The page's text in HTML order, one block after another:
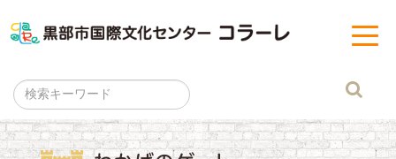
黒部
t
o
v
i
g